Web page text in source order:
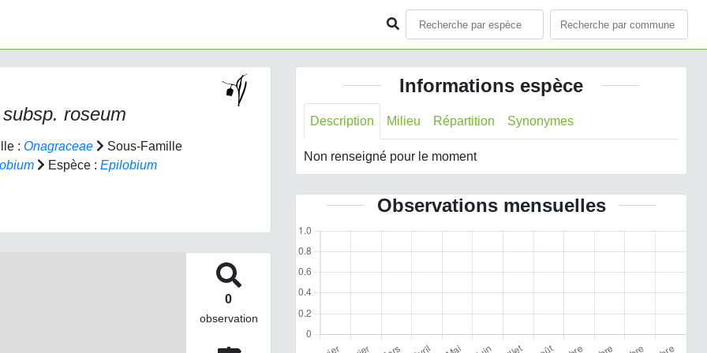
roseum
: Onagraceae
Sous-Famille
Espèce : Epilobium
0
observation
Informations espèce
Description Milieu Répartition Synonymes
Non renseigné pour le moment
Observations mensuelles